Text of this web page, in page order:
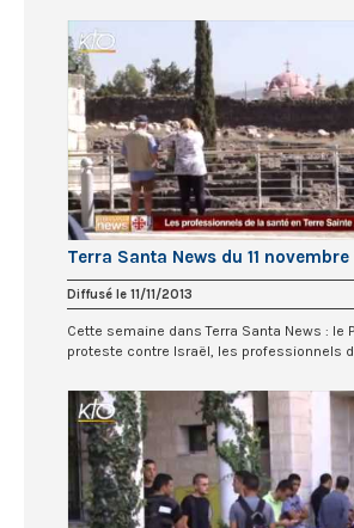
Terra Santa News du 11 novembre
Diffusé le 11/11/2013
Cette semaine dans Terra Santa News : le
proteste contre Israël, les professionnels